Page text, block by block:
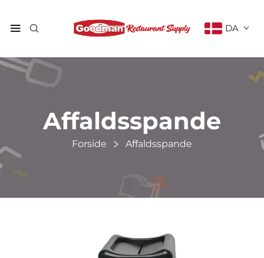
DA
Affaldsspande
Forside Affaldsspande